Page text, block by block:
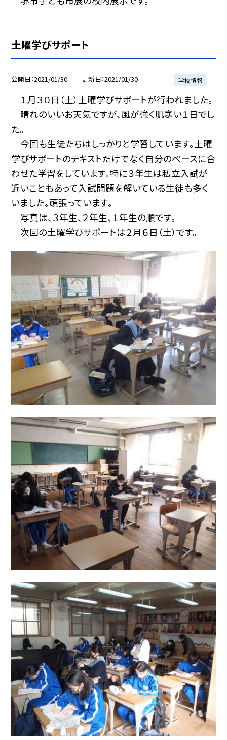
土曜学びサポート
公開日 2021/01/30 更新日 2021/01/30 学校情報
１月３０日（土）土曜学びサポートが行われました。
晴れのいいお天気ですが、風が強く肌寒い１日でし
た。
今回も生徒たちはしっかりと学習しています。土曜
学びサポートのテキストだけでなく自分のペースに合
わせた学習をしています。特に３年生は私立入試が
近いこともあって入試問題を解いている生徒も多く
いました。頑張っています。
写真は、３年生、２年生、１年生の順です。
次回の土曜学びサポートは２月６日（土）です。